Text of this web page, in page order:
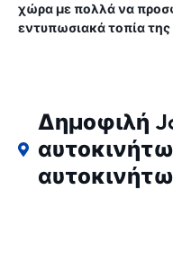
χώρα με πολλά να
εντυπωσιακά τοπία της
Δημοφιλή